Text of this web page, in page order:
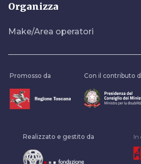
Organizza
Make/Area operatori
Promosso da Con il contributo
Realizzato e gestito da In